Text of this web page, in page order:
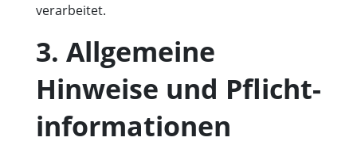
verarbeitet.
3. Allgemeine
Hinweise und Pflicht­
informationen